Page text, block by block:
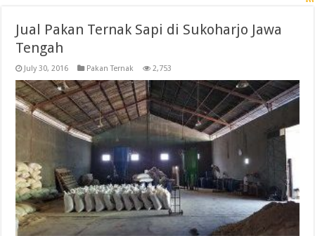
Jual Pakan Ternak Sapi di Sukoharjo Jawa
Tengah
July 30, 2016 Pakan Ternak 2,753